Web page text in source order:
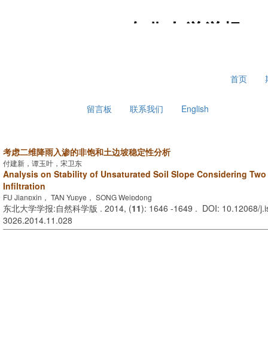
首页
留言板 联系我们 English
考虑二维降雨入渗的非饱和土边坡稳定性分析
付建新，谭玉叶，宋卫东
Analysis on Stability of Unsaturated Soil Slope Considering
Infiltration
FU Jianxin， TAN Yuye， SONG Weidong
东北大学学报:自然科学版 . 2014, (11): 1646 -1649 . DOI: 10.12068/
3026.2014.11.028